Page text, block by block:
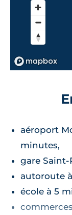
aéroport
minutes,
gare Saint-
autoroute
école à 5